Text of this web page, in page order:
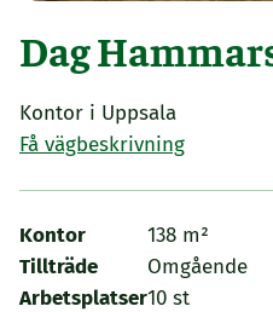
Dag
Kontor i Uppsala
Få vägbeskrivning
Kontor
Tillträde
Arbetsplatser
138 m²
Omgående
10 st